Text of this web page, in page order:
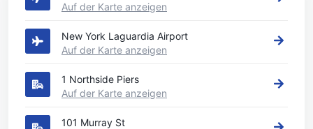
Auf der Karte anzeigen
New York Laguardia Airport
Auf der Karte anzeigen
1 Northside Piers
Auf der Karte anzeigen
101 Murray St